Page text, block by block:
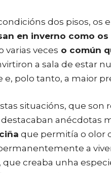
dos pisos, os
en inverno como
varias veces o común
a sala de estar
e, polo tanto, a maior
situacións, que
anécdotas
que permitía o olor
a
creaba unha